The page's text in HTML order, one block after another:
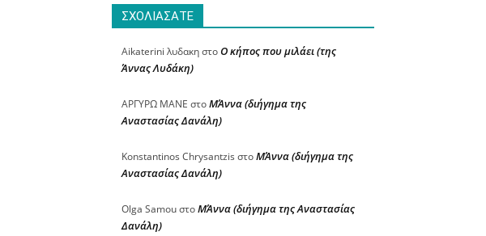
ΣΧΟΛΙΑΣΑΤΕ
Aikaterini λυδακηστοΟ κήπος που μιλάει (της
Άννας Λυδάκη)
ΑΡΓΥΡΩ ΜΑΝΕ στοΜΆννα (διήγημα της
Αναστασίας Δανάλη)
Konstantinos Chrysantzis στοΜΆννα (διήγημα της
Αναστασίας Δανάλη)
Olga SamouστοΜΆννα (διήγημα της Αναστασίας
Δανάλη)